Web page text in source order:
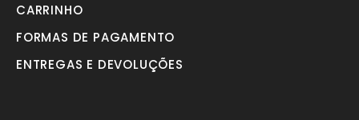
CARRINHO
FORMAS DE PAGAMENTO
ENTREGAS E DEVOLUÇÕES